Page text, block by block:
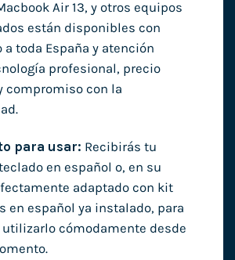
Air 13, y otros equipos
están disponibles con
a toda España y atención
profesional, precio
compromiso con la
para usar: Recibirás tu
en español o, en su
adaptado con kit
en español ya instalado, para
utilizarlo cómodamente desde